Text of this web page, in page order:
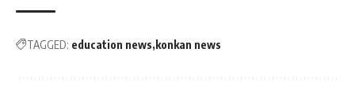
TAGGED: education news konkan news